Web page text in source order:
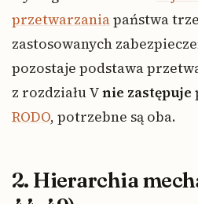
przetwarzaniapaństwa
zastosowanych
pozostaje podstawa
z rozdziału Vnie zastępuje
RODO, potrzebne są oba.
2. Hierarchia